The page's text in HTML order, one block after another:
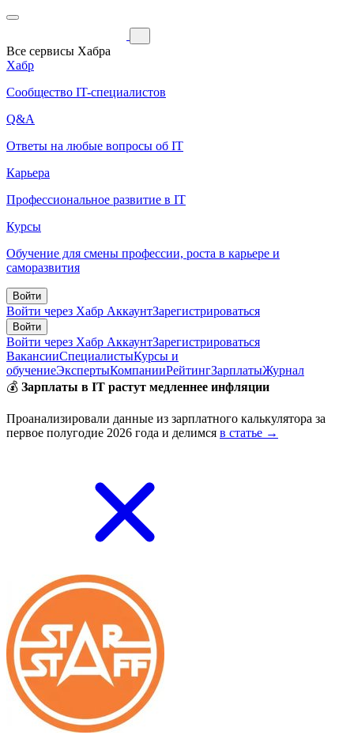
Все сервисы Хабра
Хабр
Сообщество IT-специалистов
Q&A
Ответы на любые вопросы об IT
Карьера
Профессиональное развитие в IT
Курсы
Обучение для смены профессии, роста в карьере и
саморазвития
Войти
Войти через Хабр АккаунтЗарегистрироваться
Войти
Войти через Хабр АккаунтЗарегистрироваться
ВакансииСпециалистыКурсы и
обучениеЭкспертыКомпанииРейтингЗарплатыЖурнал
💰 Зарплаты в IT растут медленнее инфляции
Проанализировали данные из зарплатного калькулятора за
первое полугодие 2026 года и делимся в статье →